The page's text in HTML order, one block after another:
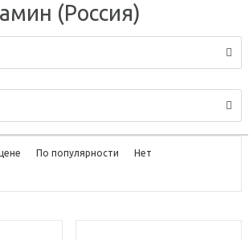
(Россия)
По популярности Нет